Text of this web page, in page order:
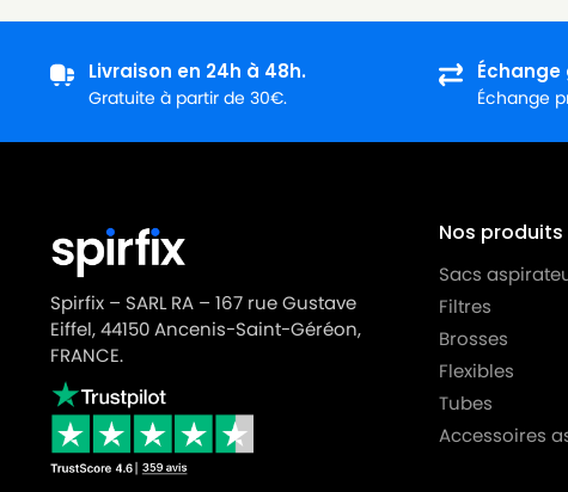
Livraison en 24h à 48h.
Gratuite à partir de 30€. Échange
Spirfix – SARL RA – 167 rue Gustave
Eiffel, 44150 Ancenis-Saint-Géréon,
FRANCE.
Nos produits
Sacs
Filtres
Brosses
Flexibles
Tubes
Accessoires